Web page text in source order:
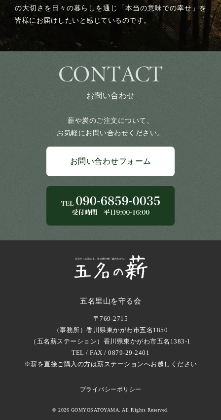
の大切さを日々の暮らしを通じ「本当の意味での幸せ」を
皆様にお届けしたいと感じているのです。
お問い合わせ
薪や炭のご注文について、
お気軽にお問い合わせください。
お問い合わせフォーム
五名里山を守る会
〒769-2715
（事務所）香川県東かがわ市五名1850
（五名薪ステーション）香川県東かがわ市五名1383-1
TEL / FAX / 0879-29-2401
※薪を直接ご購入の方は薪ステーションへお越しください
プライバシーポリシー
© 2026 GOMYOSATOYAMA. All Rights Reserved.